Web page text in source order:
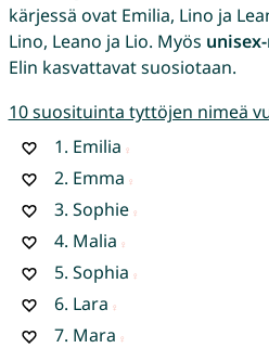
kärjessä ovat Emilia, Lino ja
Lino, Leano ja Lio. Myös
Elin kasvattavat suosiotaan.
10 suosituinta tyttöjen nimeä
1. Emilia
2. Emma
3. Sophie
4. Malia
5. Sophia
6. Lara
7. Mara